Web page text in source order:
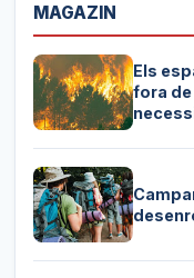
MAGAZIN
Els
fora